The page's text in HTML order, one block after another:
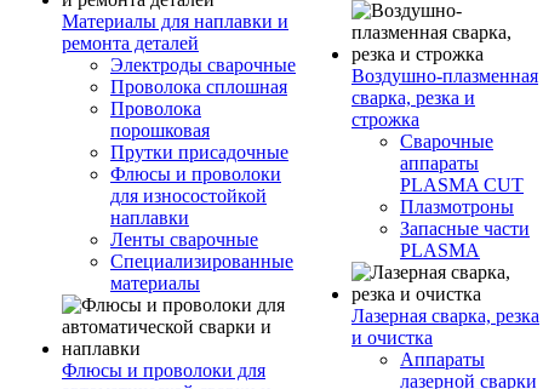
Материалы для наплавки и
ремонта деталей
Электроды сварочные
Проволока сплошная
Проволока
порошковая
Прутки присадочные
Флюсы и проволоки
для износостойкой
наплавки
Ленты сварочные
Специализированные
материалы
Флюсы и проволоки для
Воздушно-плазменная
сварка, резка и
строжка
Сварочные
аппараты
PLASMA CUT
Плазмотроны
Запасные части
PLASMA
Лазерная сварка, резка
и очистка
Аппараты
лазерной сварки